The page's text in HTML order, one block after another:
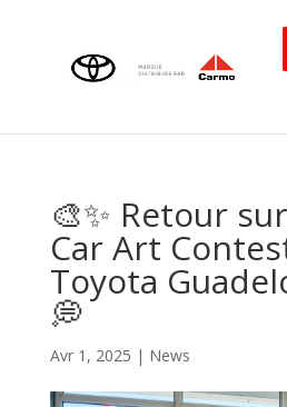
🎨✨ Retour
Car Art
Toyota
💭
Avr 1, 2025 | News